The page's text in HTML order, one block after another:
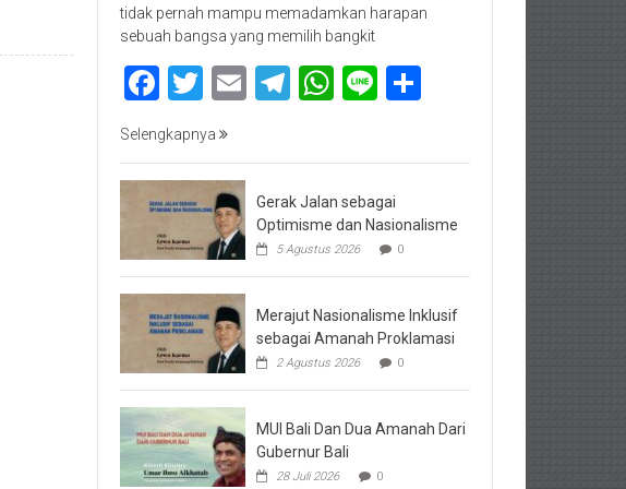
tidak pernah mampu memadamkan harapan
sebuah bangsa yang memilih bangkit
Facebook
Twitter
EmailTelegram
WhatsApp
Line
Selengkapnya
Gerak Jalan sebagai
Optimisme dan Nasionalisme
5 Agustus 2026 0
Merajut Nasionalisme Inklusif
sebagai Amanah Proklamasi
2 Agustus 2026 0
MUI Bali Dan Dua Amanah Dari
Gubernur Bali
28 Juli 2026 0